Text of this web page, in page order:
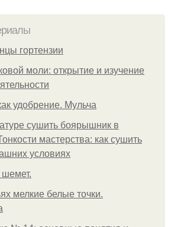
гортензии
моли: открытие и изучение
удобрение. Мульча
сушить боярышник в
мастерства: как сушить
условиях
мелкие белые точки.